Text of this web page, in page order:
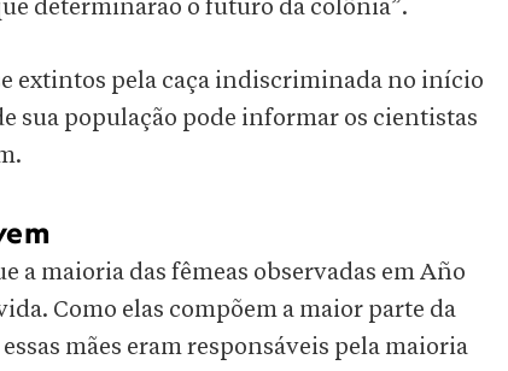
determinarão o futuro da colônia”.
extintos pela caça indiscriminada no início
sua população pode informar os cientistas
a maioria das fêmeas observadas em Año
Como elas compõem a maior parte da
mães eram responsáveis pela maioria